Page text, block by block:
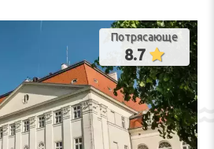
Потрясающе
8.7